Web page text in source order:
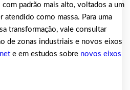
padrão mais alto, voltados a um
atendido como massa. Para uma
transformação, vale consultar
de zonas industriais e novos eixos
e em estudos sobre novos eixos